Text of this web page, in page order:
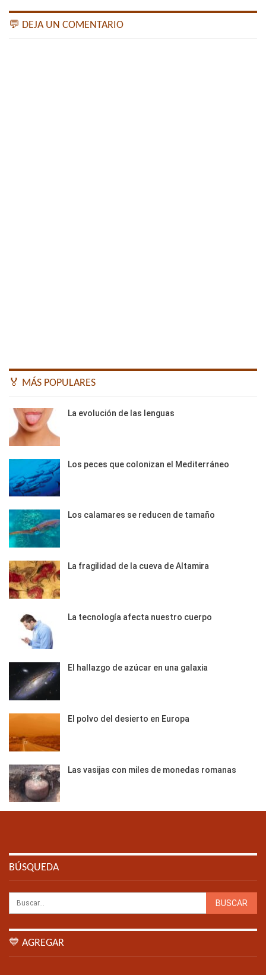
💬 DEJA UN COMENTARIO
🏅 MÁS POPULARES
La evolución de las lenguas
Los peces que colonizan el Mediterráneo
Los calamares se reducen de tamaño
La fragilidad de la cueva de Altamira
La tecnología afecta nuestro cuerpo
El hallazgo de azúcar en una galaxia
El polvo del desierto en Europa
Las vasijas con miles de monedas romanas
BÚSQUEDA
💙 AGREGAR